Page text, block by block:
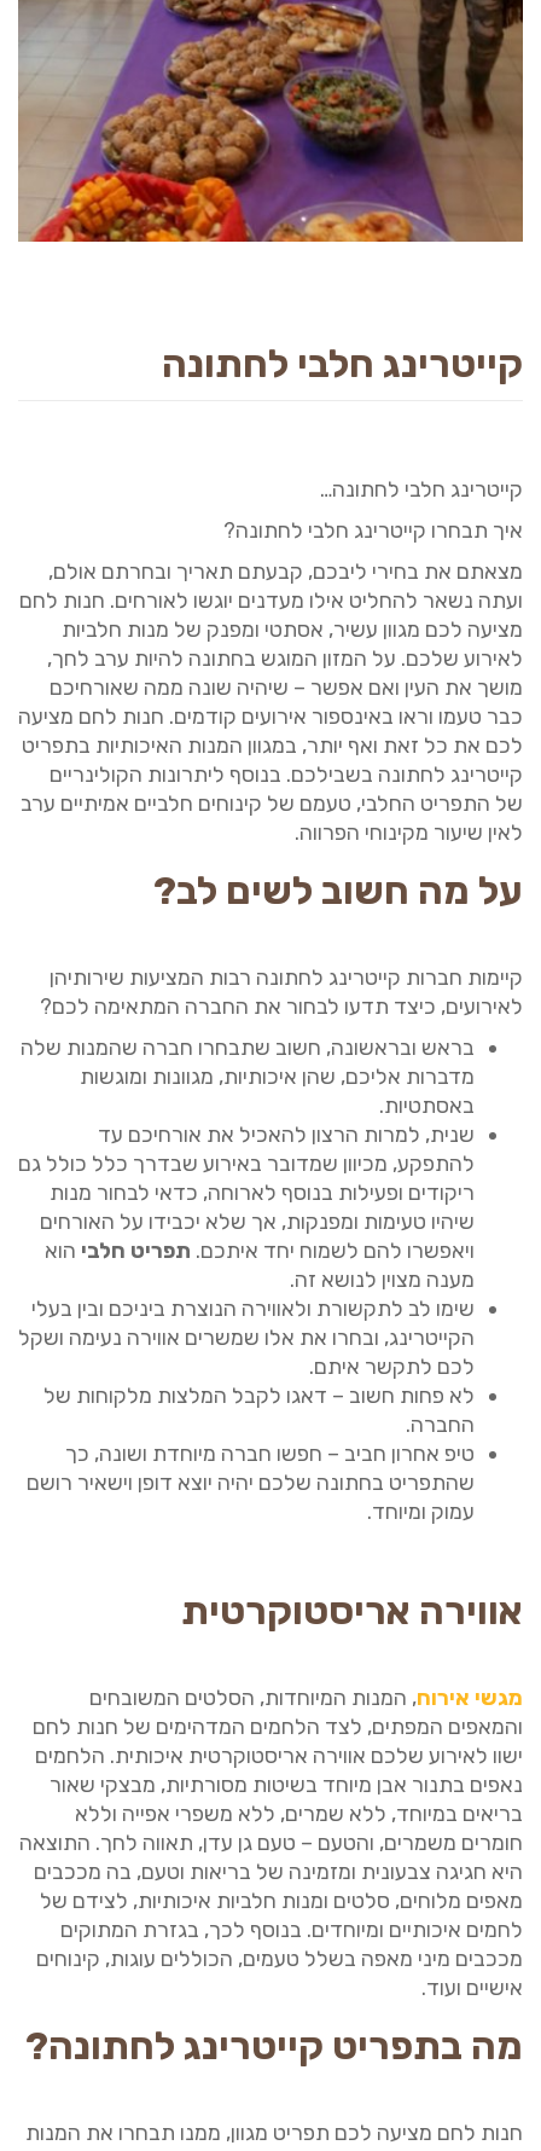
קייטרינג חלבי לחתונה
קייטרינג חלבי לחתונה…
איך תבחרו קייטרינג חלבי לחתונה?
מצאתם את בחירי ליבכם, קבעתם תאריך ובחרתם אולם,
ועתה נשאר להחליט אילו מעדנים יוגשו לאורחים. חנות לחם
מציעה לכם מגוון עשיר, אסתטי ומפנק של מנות חלביות
לאירוע שלכם. על המזון המוגש בחתונה להיות ערב לחך,
מושך את העין ואם אפשר – שיהיה שונה ממה שאורחיכם
כבר טעמו וראו באינספור אירועים קודמים. חנות לחם מציעה
לכם את כל זאת ואף יותר, במגוון המנות האיכותיות בתפריט
קייטרינג לחתונה בשבילכם. בנוסף ליתרונות הקולינריים
של התפריט החלבי, טעמם של קינוחים חלביים אמיתיים ערב
לאין שיעור מקינוחי הפרווה.
על מה חשוב לשים לב?
קיימות חברות קייטרינג לחתונה רבות המציעות שירותיהן
לאירועים, כיצד תדעו לבחור את החברה המתאימה לכם?
בראש ובראשונה, חשוב שתבחרו חברה שהמנות שלה
מדברות אליכם, שהן איכותיות, מגוונות ומוגשות
באסתטיות.
שנית, למרות הרצון להאכיל את אורחיכם עד
להתפקע, מכיוון שמדובר באירוע שבדרך כלל כולל גם
ריקודים ופעילות בנוסף לארוחה, כדאי לבחור מנות
שיהיו טעימות ומפנקות, אך שלא יכבידו על האורחים
ויאפשרו להם לשמוח יחד איתכם. תפריט חלבי הוא
מענה מצוין לנושא זה.
שימו לב לתקשורת ולאווירה הנוצרת ביניכם ובין בעלי
הקייטרינג, ובחרו את אלו שמשרים אווירה נעימה ושקל
לכם לתקשר איתם.
לא פחות חשוב – דאגו לקבל המלצות מלקוחות של
החברה.
טיפ אחרון חביב – חפשו חברה מיוחדת ושונה, כך
שהתפריט בחתונה שלכם יהיה יוצא דופן וישאיר רושם
עמוק ומיוחד.
אווירה אריסטוקרטית
מגשי אירוח, המנות המיוחדות, הסלטים המשובחים
והמאפים המפתים, לצד הלחמים המדהימים של חנות לחם
ישוו לאירוע שלכם אווירה אריסטוקרטית איכותית. הלחמים
נאפים בתנור אבן מיוחד בשיטות מסורתיות, מבצקי שאור
בריאים במיוחד, ללא שמרים, ללא משפרי אפייה וללא
חומרים משמרים, והטעם – טעם גן עדן, תאווה לחך. התוצאה
היא חגיגה צבעונית ומזמינה של בריאות וטעם, בה מככבים
מאפים מלוחים, סלטים ומנות חלביות איכותיות, לצידם של
לחמים איכותיים ומיוחדים. בנוסף לכך, בגזרת המתוקים
מככבים מיני מאפה בשלל טעמים, הכוללים עוגות, קינוחים
אישיים ועוד.
מה בתפריט קייטרינג לחתונה?
חנות לחם מציעה לכם תפריט מגוון, ממנו תבחרו את המנות